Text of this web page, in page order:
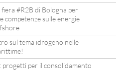
fiera #R2B di Bologna per
competenze sulle energie
sul tema idrogeno nelle
progetti per il consolidamento